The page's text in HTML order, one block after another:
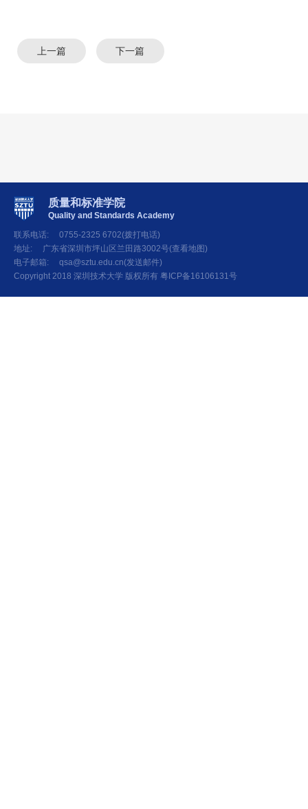
上一篇 下一篇
质量和标准学院
Quality and Standards Academy
联系电话: 0755-2325 6702(拨打电话)
地址: 广东省深圳市坪山区兰田路3002号(查看地图)
电子邮箱: qsa@sztu.edu.cn(发送邮件)
Copyright 2018 深圳技术大学 版权所有 粤ICP备16106131号